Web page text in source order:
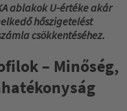
ablakok U-értéke akár
hőszigetelést
csökkentéséhez.
– Minőség,